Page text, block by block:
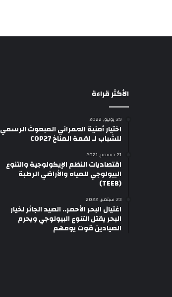
الأكثر قراءة
29 يوليو, 2022
اختيار أمنية العمراني المبعوث الرسمي
للشباب لـ لقمة المناخ COP27
21 ديسمبر, 2021
اقتصاديات النظم الإيكولوجية والتنوع
البيولوجي للمياه والأراضي الرطبة
(TEEB)
23 سبتمبر, 2022
اغتيال البحر الأحمر.. الصيد الجائر لخيار
البحر يقتل التنوع البيولوجي ويحرم
الصيادين قوت يومهم